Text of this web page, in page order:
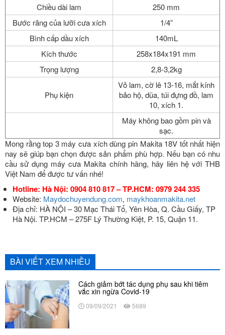
Chiều dài lam
250 mm
Bước răng của lưỡi cưa xích
1/4”
Bình cấp dầu xích
140mL
Kích thước
258x184x191 mm
Trọng lượng
2,8-3,2kg
Phụ kiện
Vỏ lam, cờ lê 13-16, mắt kính
bảo hộ, dũa, túi đựng đồ, lam
10, xích 1.
Máy không bao gồm pin và
sạc.
Mong rằng top 3 máy cưa xích dùng pin Makita 18V tốt nhất hiện
nay sẽ giúp bạn chọn được sản phẩm phù hợp. Nếu bạn có nhu
cầu sử dụng máy cưa Makita chính hãng, hãy liên hệ với THB
Việt Nam để được tư vấn nhé!
Hotline: Hà Nội: 0904 810 817 – TP.HCM: 0979 244 335
Website: Maydochuyendung.com, maykhoanmakita.net
Địa chỉ: HÀ NỘI – 30 Mạc Thái Tổ, Yên Hòa, Q. Cầu Giấy, TP
Hà Nội. TP.HCM – 275F Lý Thường Kiệt, P. 15, Quận 11.
BÀI VIẾT XEM NHIỀU
Cách giảm bớt tác dụng phụ sau khi tiêm
vắc xin ngừa Covid-19
09/09/2021 5689